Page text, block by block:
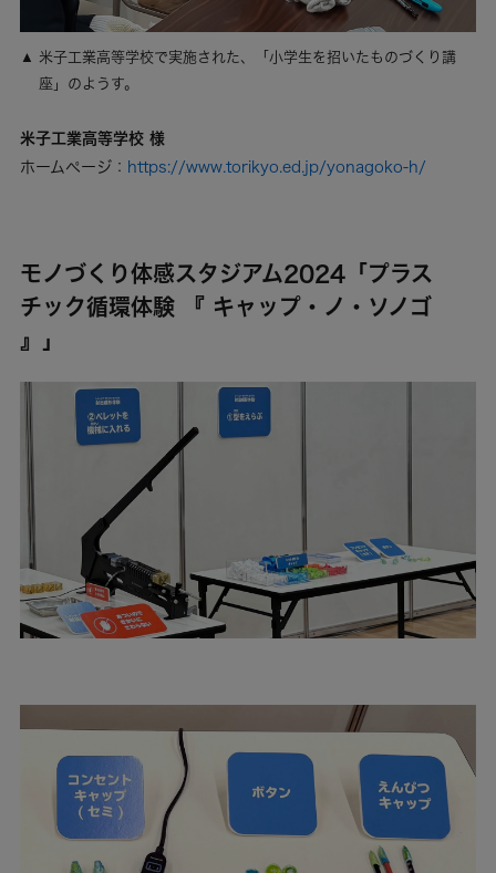
米子工業高等学校で実施された、「小学生を招いたものづくり講
座」のようす。
米子工業高等学校 様
ホームページ： https://www.torikyo.ed.jp/yonagoko-h/
モノづくり体感スタジアム2024「プラス
チック循環体験 『 キャップ・ノ・ソノゴ
』」